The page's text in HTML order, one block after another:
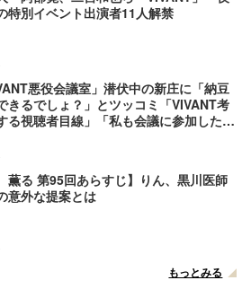
特別イベント出演者11人解禁
悪役会議室」潜伏中の新庄に「納豆
きるでしょ？」とツッコミ「VIVANT考
る視聴者目線」「私も会議に参加した
薫る 第95回あらすじ】りん、黒川医師
意外な提案とは
もっとみる